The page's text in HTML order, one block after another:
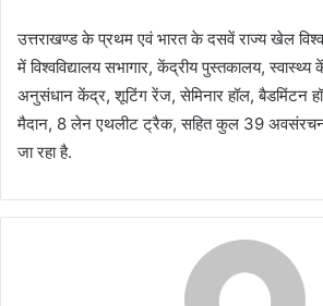
उत्तराखण्ड के प्रथम एवं भारत के दसवें राज्य खेल
में विश्वविद्यालय सभागार, केंद्रीय पुस्तकालय,
अनुसंधान केंद्र, शूटिंग रेंज, सेमिनार हॉल, बैडमिंटन
मैदान, 8 लेन एथलीट ट्रैक, सहित कुल 39
जा रहा है.